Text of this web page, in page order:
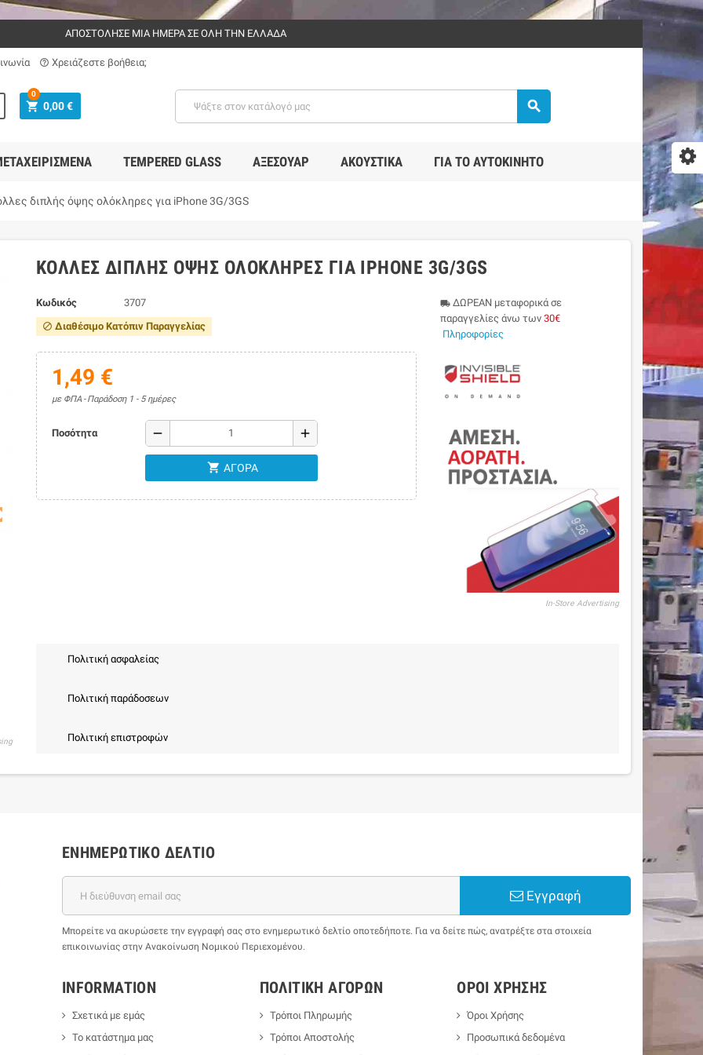
ΑΠΟΣΤΟΛΗΣΕ ΜΙΑ ΗΜΕΡΑ ΣΕ ΟΛΗ ΤΗΝ ΕΛΛΑΔΑ
help_outline Χρειάζεστε βοήθεια;
shopping_cart 0,00 €
0
search
TEMPERED GLASS ΑΞΕΣΟΥΆΡ ΑΚΟΥΣΤΙΚΆ ΓΙΑ ΤΟ ΑΥΤΟΚΊΝΗΤΟ
διπλής όψης ολόκληρες για iPhone 3G/3GS
ΚΌΛΛΕΣ ΔΙΠΛΉΣ ΌΨΗΣ ΟΛΌΚΛΗΡΕΣ ΓΙΑ IPHONE 3G/3GS
Κωδικός 3707
block Διαθέσιμο Κατόπιν Παραγγελίας
1,49 €
με ΦΠΑ Παράδοση 1 - 5 ημέρες
Ποσότητα remove add
shopping_cart ΑΓΟΡΆ
local_shipping ΔΩΡΕΑΝ μεταφορικά σε
παραγγελίες άνω των 30€
Πληροφορίες
In-Store Advertising
Πολιτική ασφαλείας
Πολιτική παράδοσεων
Πολιτική επιστροφών
ΕΝΗΜΕΡΩΤΙΚΌ ΔΕΛΤΊΟ
Εγγραφή
Μπορείτε να ακυρώσετε την εγγραφή σας στο ενημερωτικό δελτίο οποτεδήποτε. Για να δείτε πώς, ανατρέξτε στα στοιχεία
επικοινωνίας στην Ανακοίνωση Νομικού Περιεχομένου.
INFORMATION
Σχετικά με εμάς
Το κατάστημα μας
ΠΟΛΙΤΙΚΉ ΑΓΟΡΏΝ
Τρόποι Πληρωμής
Τρόποι Αποστολής
ΌΡΟΙ ΧΡΉΣΗΣ
Όροι Χρήσης
Προσωπικά δεδομένα